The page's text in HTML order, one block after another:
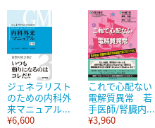
ジェネラリスト
のための内科外
来マニュアル...
¥6,600
これで心配ない
電解質異常 若
手医師/腎臓内...
¥3,960